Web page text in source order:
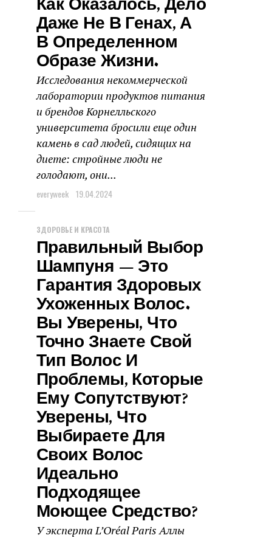
Даже Не В Генах, А
В Определенном
Образе Жизни.
Исследования некоммерческой
лаборатории продуктов питания
и брендов Корнелльского
университета бросили еще один
камень в сад людей, сидящих на
диете: стройные люди не
голодают, они...
everyweek 19.04.2024
ЗДОРОВЬЕ И КРАСОТА
Правильный Выбор
Шампуня — Это
Гарантия Здоровых
Ухоженных Волос.
Вы Уверены, Что
Точно Знаете Свой
Тип Волос И
Проблемы, Которые
Ему Сопутствуют?
Уверены, Что
Выбираете Для
Своих Волос
Идеально
Подходящее
Моющее Средство?
У эксперта L’Oréal Paris Аллы